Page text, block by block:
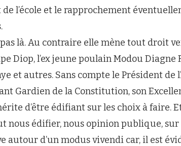
l’école et le rapprochement
pas là. Au contraire elle mène tout droit
Diop, l’ex jeune poulain Modou Diagne
et autres. Sans compte le Président de
Gardien de la Constitution, son
d’être édifiant sur les choix à faire.
nous édifier, nous opinion publique, sur
autour d’un modus vivendi car, il est